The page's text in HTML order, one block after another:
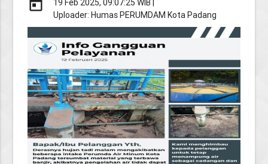
today
19 Feb 2025, 09:07:25 WIB |
Uploader: Humas PERUMDAM Kota Padang